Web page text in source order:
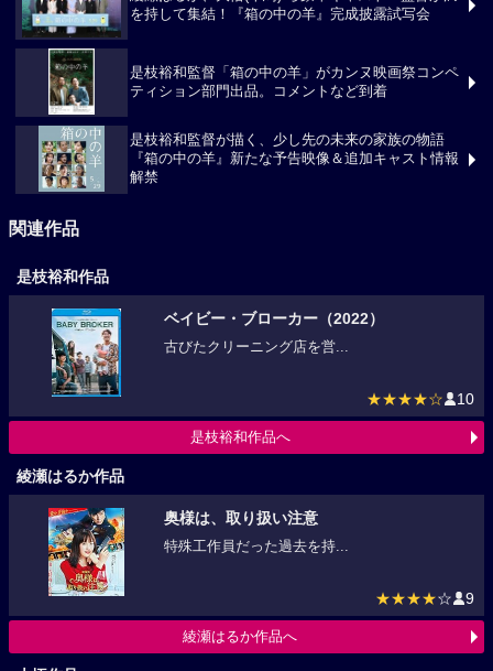
綾瀬はるか、大悟(千鳥) ら豪華キャスト・監督が満
を持して集結！『箱の中の羊』完成披露試写会
是枝裕和監督「箱の中の羊」がカンヌ映画祭コンペ
ティション部門出品。コメントなど到着
是枝裕和監督が描く、少し先の未来の家族の物語
『箱の中の羊』新たな予告映像＆追加キャスト情報
解禁
関連作品
是枝裕和作品
ベイビー・ブローカー（2022）
古びたクリーニング店を営...
★★★★☆ 10
是枝裕和作品へ
綾瀬はるか作品
奥様は、取り扱い注意
特殊工作員だった過去を持...
★★★★ ☆ 9
綾瀬はるか作品へ